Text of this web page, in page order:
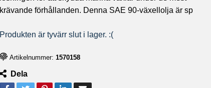
krävande förhållanden. Denna SAE 90-växellolja är sp
Produkten är tyvärr slut i lager. :(
Artikelnummer: 1570158
Dela